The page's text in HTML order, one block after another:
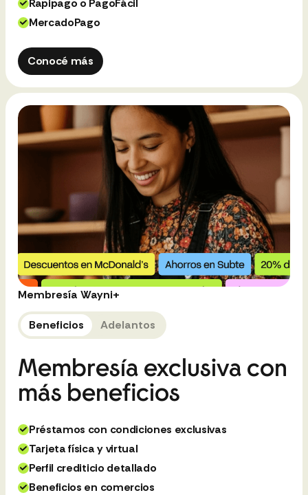
Rapipago o PagoFácil
MercadoPago
Conocé más
Membresía Wayni+
Beneficios Adelantos
Membresía exclusiva con
más beneficios
Préstamos con condiciones exclusivas
Tarjeta física y virtual
Perfil crediticio detallado
Beneficios en comercios